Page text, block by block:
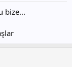
bize...